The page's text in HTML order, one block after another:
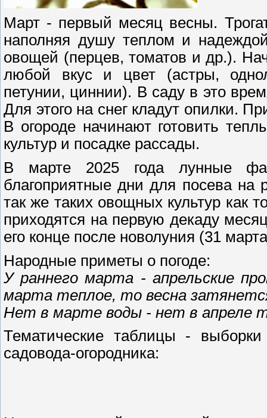
Март - первый месяц весны.
наполняя душу теплом и
овощей (перцев, томатов и др.).
любой вкус и цвет (астры,
петунии, циннии). В саду в это
Для этого на снег кладут опилки.
В огороде начинают готовить
культур и посадке рассады.
В марте 2025 года лунные
благоприятные дни для посева на
так же таких овощных культур как
приходятся на первую декаду
его конце после новолуния (31
Народные приметы о погоде:
У раннего марта - апрельские
марта теплое, то весна
Нет в марте воды - нет в апреле
Тематические таблицы - выборки
садовода-огородника: